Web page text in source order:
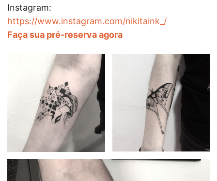
Instagram:
https://www.instagram.com/nikitaink_/
Faça sua pré-reserva agora